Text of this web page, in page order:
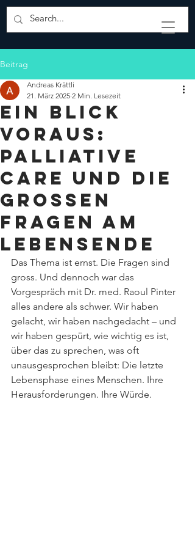
Beitrag
Ein Blick
voraus:
Palliative
Care und die
grossen
Fragen am
Lebensende
Andreas Krättli
21. März 2025 2 Min. Lesezeit
Das Thema ist ernst. Die Fragen sind
gross. Und dennoch war das
Vorgespräch mit Dr. med. Raoul Pinter
alles andere als schwer. Wir haben
gelacht, wir haben nachgedacht – und
wir haben gespürt, wie wichtig es ist,
über das zu sprechen, was oft
unausgesprochen bleibt: Die letzte
Lebensphase eines Menschen. Ihre
Herausforderungen. Ihre Würde.